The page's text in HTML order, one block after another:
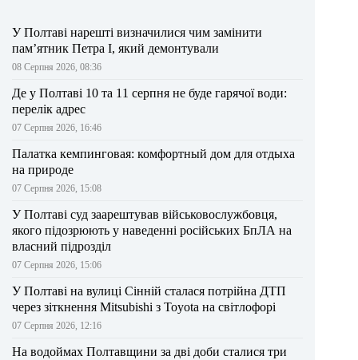
У Полтаві нарешті визначилися чим замінити
пам’ятник Петра І, який демонтували
08 Серпня 2026, 08:36
Де у Полтаві 10 та 11 серпня не буде гарячої води:
перелік адрес
07 Серпня 2026, 16:46
Палатка кемпинговая: комфортный дом для отдыха
на природе
07 Серпня 2026, 15:08
У Полтаві суд заарештував військовослужбовця,
якого підозрюють у наведенні російських БпЛА на
власний підрозділ
07 Серпня 2026, 15:06
У Полтаві на вулиці Сінній сталася потрійна ДТП
через зіткнення Mitsubishi з Toyota на світлофорі
07 Серпня 2026, 12:16
На водоймах Полтавщини за дві доби сталися три